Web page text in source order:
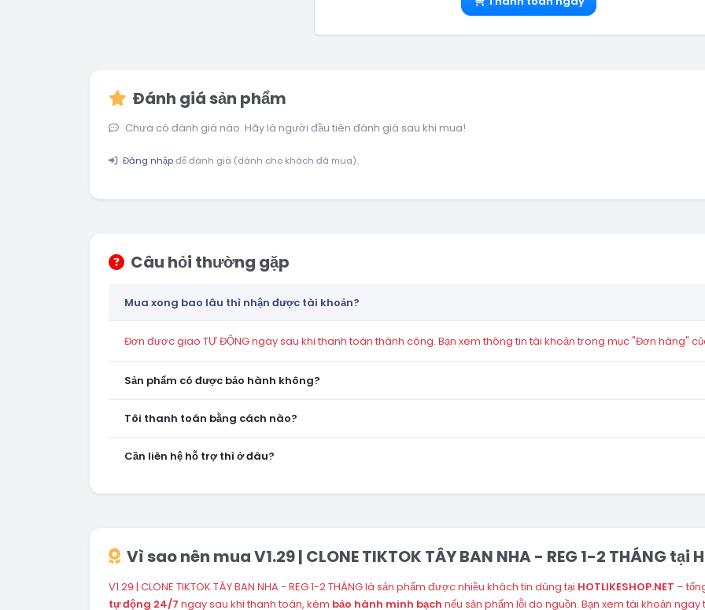
Đánh giá sản phẩm
Chưa có đánh giá nào. Hãy là người đầu tiên đánh giá sau khi mua!
Đăng nhậpđể đánh giá (dành cho khách đã mua).
Câu hỏi thường gặp
Mua xong bao lâu thì nhận được tài khoản?
Đơn được giao TỰ ĐỘNG ngay sau khi thanh toán thành công. Bạn xem thông tin tài khoản trong mục "Đơn hàng"
Sản phẩm có được bảo hành không?
Tôi thanh toán bằng cách nào?
Cần liên hệ hỗ trợ thì ở đâu?
Vì sao nên mua V1.29 | CLONE TIKTOK TÂY BAN NHA - REG 1-2 THÁNG tại
V1.29 | CLONE TIKTOK TÂY BAN NHA - REG 1-2 THÁNG là sản phẩm được nhiều khách tin dùng tại HOTLIKESHOP.NET –
tự động 24/7 ngay sau khi thanh toán, kèm bảo hành minh bạch nếu sản phẩm lỗi do nguồn. Bạn xem tài khoản